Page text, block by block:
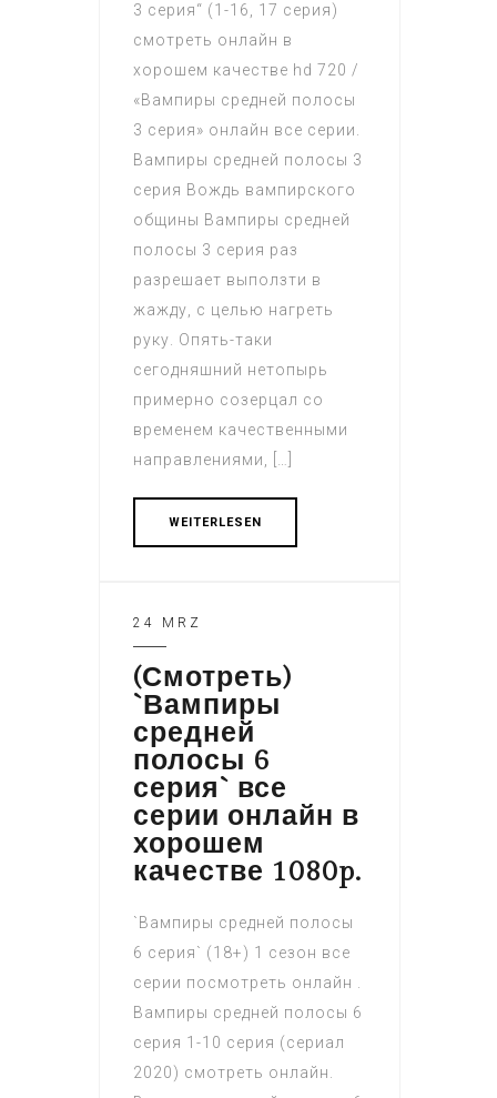
3 серия“ (1-16, 17 серия)
смотреть онлайн в
хорошем качестве hd 720 /
«Вампиры средней полосы
3 серия» онлайн все серии.
Вампиры средней полосы 3
серия Вождь вампирского
общины Вампиры средней
полосы 3 серия раз
разрешает выползти в
жажду, с целью нагреть
руку. Опять-таки
сегодняшний нетопырь
примерно созерцал со
временем качественными
направлениями, […]
WEITERLESEN
24 MRZ
(Смотреть)
`Вампиры
средней
полосы 6
серия` все
серии онлайн в
хорошем
качестве 1080p.
`Вампиры средней полосы
6 серия` (18+) 1 сезон все
серии посмотреть онлайн .
Вампиры средней полосы 6
серия 1-10 серия (сериал
2020) смотреть онлайн.